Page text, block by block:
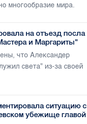
многообразие мира.
на отъезд посла
и Маргариты"
что Александер
света" из-за своей
ситуацию с
убежище главой